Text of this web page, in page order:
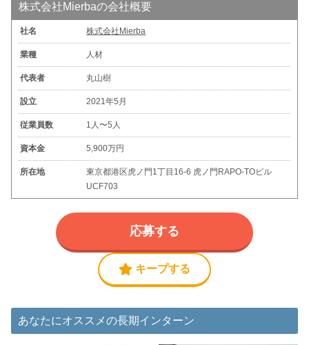
株式会社Mierbaの会社概要
社名 株式会社Mierba
業種 人材
代表者 丸山樹
設立 2021年5月
従業員数 1人〜5人
資本金 5,900万円
所在地
東京都港区虎ノ門1丁目16-6 虎ノ門RAPO-TOビル
UCF703
キープする
応募する
あなたにオススメの長期インターン